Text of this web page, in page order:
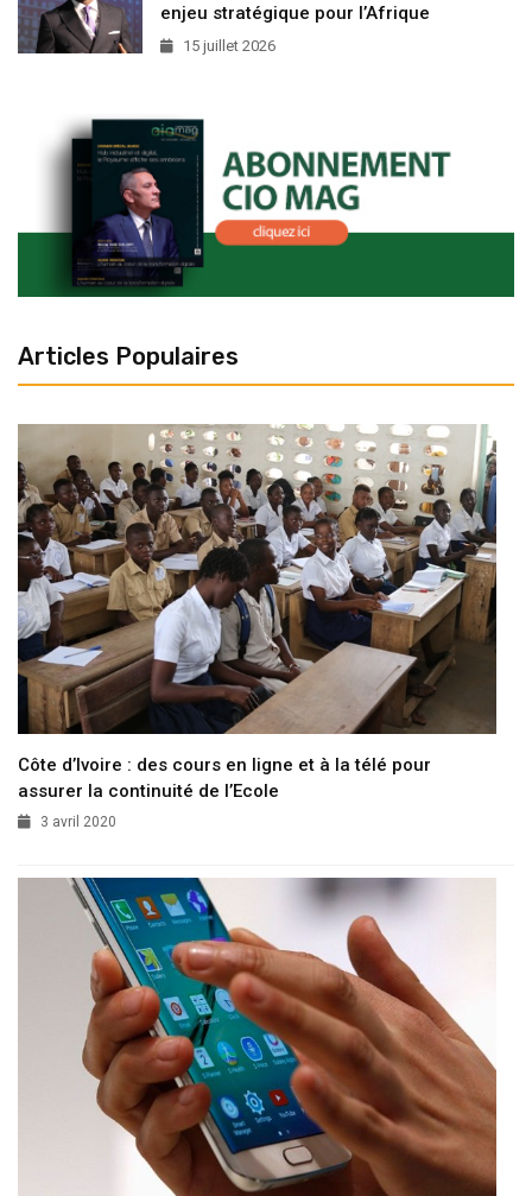
enjeu stratégique pour l’Afrique
15 juillet 2026
Articles Populaires
Côte d’Ivoire : des cours en ligne et à la télé pour
assurer la continuité de l’Ecole
3 avril 2020